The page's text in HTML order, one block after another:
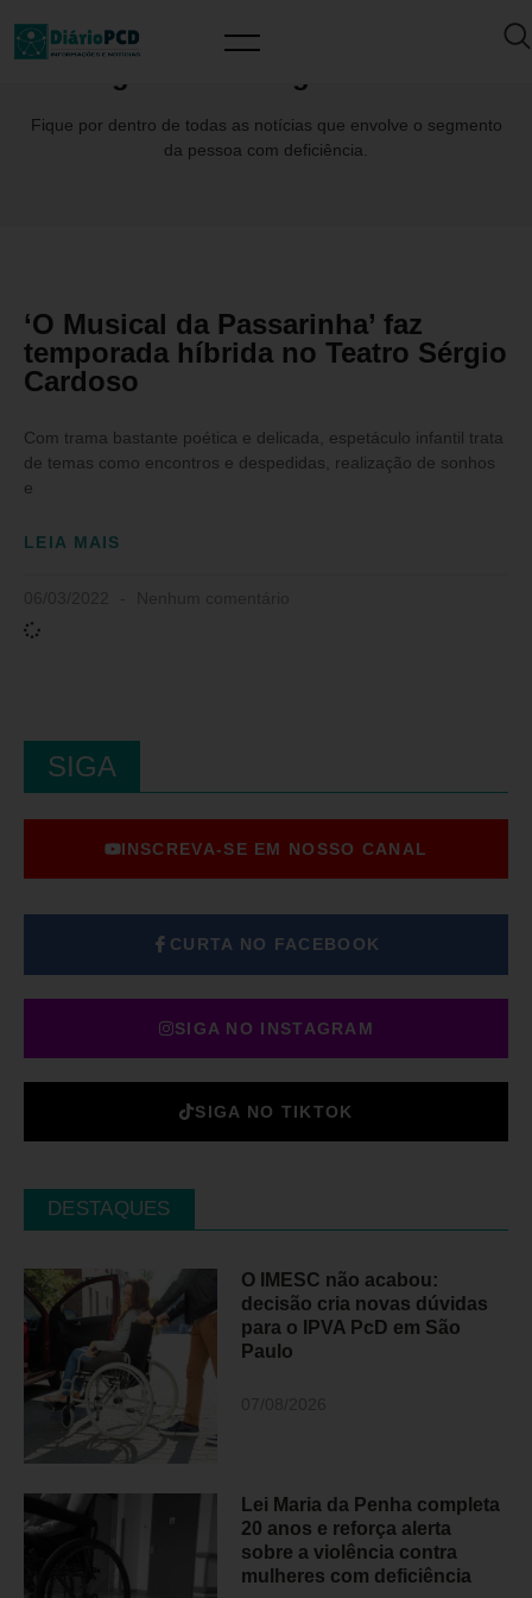
Fique por dentro de todas as notícias que envolve o segmento
da pessoa com deficiência.
‘O Musical da Passarinha’ faz
temporada híbrida no Teatro Sérgio
Cardoso
Com trama bastante poética e delicada, espetáculo infantil trata
de temas como encontros e despedidas, realização de sonhos
e
LEIA MAIS
SIGA
INSCREVA-SE EM NOSSO CANAL
CURTA NO FACEBOOK
SIGA NO INSTAGRAM
SIGA NO TIKTOK
DESTAQUES
O IMESC não acabou:
decisão cria novas dúvidas
para o IPVA PcD em São
Paulo
Lei Maria da Penha completa
20 anos e reforça alerta
sobre a violência contra
mulheres com deficiência